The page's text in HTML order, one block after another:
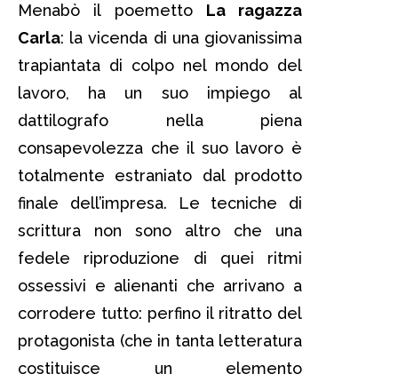
Menabò il poemetto La ragazza
Carla: la vicenda di una giovanissima
trapiantata di colpo nel mondo del
lavoro, ha un suo impiego al
dattilografo nella piena
consapevolezza che il suo lavoro è
totalmente estraniato dal prodotto
finale dell’impresa. Le tecniche di
scrittura non sono altro che una
fedele riproduzione di quei ritmi
ossessivi e alienanti che arrivano a
corrodere tutto: perfino il ritratto del
protagonista (che in tanta letteratura
costituisce un elemento